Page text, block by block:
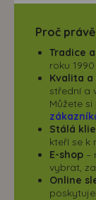
Proč
Tradice
roku
Kvalita
střední a
Můžete
Stálá
kteří se k
E-shop –
vybrat,
Online